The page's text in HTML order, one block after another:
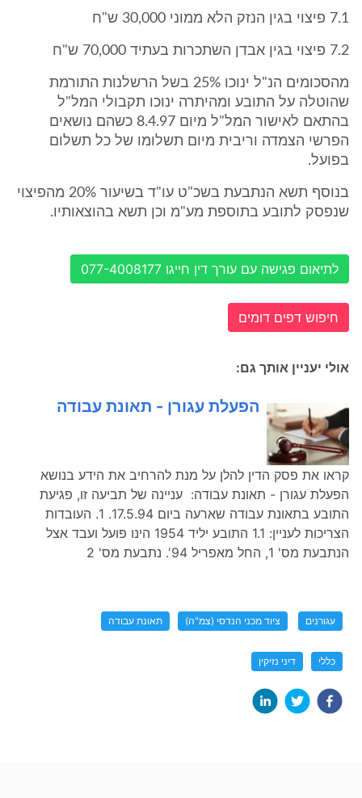
7.1 פיצוי בגין הנזק הלא ממוני 30,000 ש"ח
7.2 פיצוי בגין אבדן השתכרות בעתיד 70,000 ש"ח
מהסכומים הנ"ל ינוכו 25% בשל הרשלנות התורמת
שהוטלה על התובע ומהיתרה ינוכו תקבולי המל"ל
בהתאם לאישור המל"ל מיום 8.4.97 כשהם נושאים
הפרשי הצמדה וריבית מיום תשלומו של כל תשלום
בפועל.
בנוסף תשא הנתבעת בשכ"ט עו"ד בשיעור 20% מהפיצוי
שנפסק לתובע בתוספת מע"מ וכן תשא בהוצאותיו.
לתיאום פגישה עם עורך דין חייגו 077-4008177
חיפוש דפים דומים
אולי יעניין אותך גם:
הפעלת עגורן - תאונת עבודה
קראו את פסק הדין להלן על מנת להרחיב את הידע בנושא
הפעלת עגורן - תאונת עבודה: עניינה של תביעה זו, פגיעת
התובע בתאונת עבודה שארעה ביום 17.5.94. 1. העובדות
הצריכות לעניין: 1.1 התובע יליד 1954 הינו פועל ועבד אצל
הנתבעת מס' 1, החל מאפריל 94'. נתבעת מס' 2
עגורנים ציוד מכני הנדסי (צמ"ה) תאונת עבודה
כללי דיני נזיקין